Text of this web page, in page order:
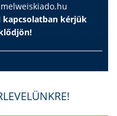
kapcsolatban kérjük